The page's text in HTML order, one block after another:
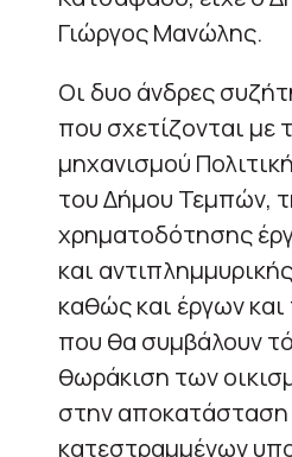
Γιώργος Μανώλης.
Οι δυο άνδρες
που σχετίζονται με
μηχανισμού
του Δήμου Τεμπών,
χρηματοδότησης
και
καθώς και έργων
που θα συμβάλουν
θωράκιση των
στην
κατεστραμμένων